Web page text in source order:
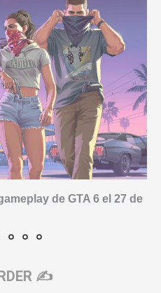
de GTA 6 el 27 de
✍️